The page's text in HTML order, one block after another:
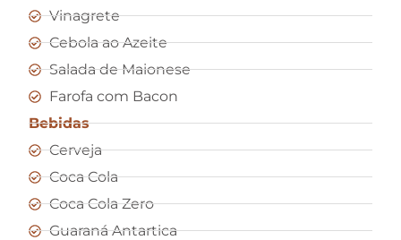
Vinagrete
Cebola ao Azeite
Salada de Maionese
Farofa com Bacon
Bebidas
Cerveja
Coca Cola
Coca Cola Zero
Guaraná Antartica